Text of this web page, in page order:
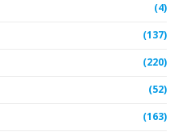
(4)
(137)
(220)
(52)
(163)